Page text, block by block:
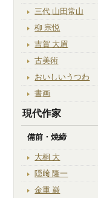
三代 山田常山
柳 宗悦
吉賀 大眉
古美術
おいしいうつわ
書画
現代作家
備前・焼締
大桐 大
隠﨑 隆一
金重 巌